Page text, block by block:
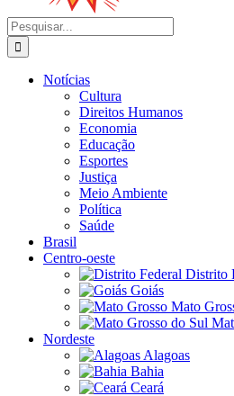
Buscar
resultados
para:
Notícias
Cultura
Direitos Humanos
Economia
Educação
Esportes
Justiça
Meio Ambiente
Política
Saúde
Brasil
Centro-oeste
Distrito
Goiás
Mato
Nordeste
Alagoas
Bahia
Ceará